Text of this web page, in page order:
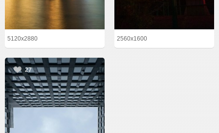
5120x2880 2560x1600
27